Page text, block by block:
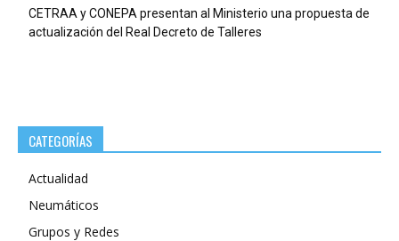
CETRAA y CONEPA presentan al Ministerio una propuesta de
actualización del Real Decreto de Talleres
CATEGORÍAS
Actualidad
Neumáticos
Grupos y Redes